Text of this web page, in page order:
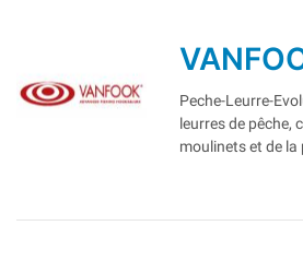
Peche-Leurre-
leurres de pêche,
moulinets et de la